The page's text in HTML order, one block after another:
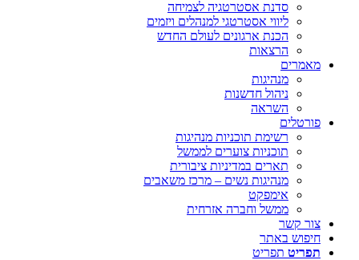
סדנת אסטרטגיה לצמיחה
ליווי אסטרטגי למנהלים ויזמים
הכנת ארגונים לעולם החדש
הרצאות
מאמרים
מנהיגות
ניהול חדשנות
השראה
פורטלים
רשימת תוכניות מנהיגות
תוכניות צוערים לממשל
תארים במדיניות ציבורית
מנהיגות נשים – מרכז משאבים
אימפקט
ממשל וחברה אזרחית
צור קשר
חיפוש באתר
תפריט תפריט